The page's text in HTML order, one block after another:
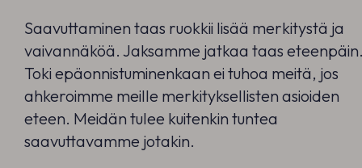
Saavuttaminen taas ruokkii lisää merkitystä ja
vaivannäköä. Jaksamme jatkaa taas
Toki epäonnistuminenkaan ei tuhoa meitä, jos
ahkeroimme meille merkityksellisten asioiden
eteen. Meidän tulee kuitenkin tuntea
saavuttavamme jotakin.